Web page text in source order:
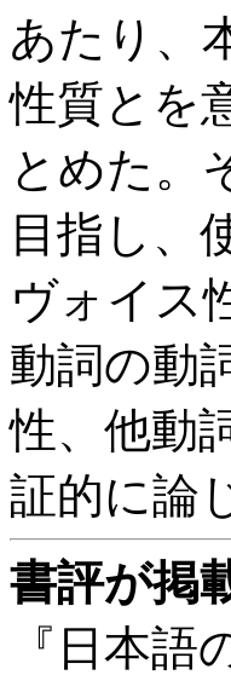
あたり、
性質とを
とめた。
目指し、
ヴォイス
動詞の動
性、他動
証的に論
書評が掲
『日本語